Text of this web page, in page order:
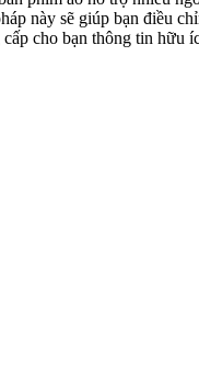
này sẽ giúp bạn điều
cho bạn thông tin hữu